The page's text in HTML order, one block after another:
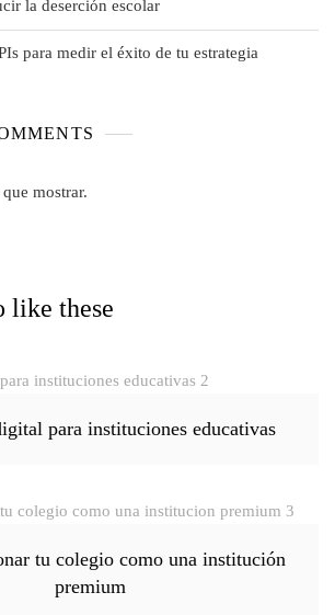
la deserción escolar
para medir el éxito de tu estrategia
mostrar.
like these
para instituciones educativas
tu colegio como una institución
premium